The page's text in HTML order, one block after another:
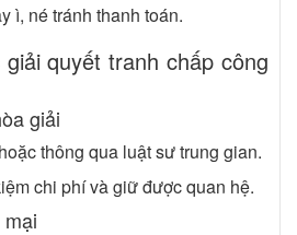
ì, né tránh thanh toán.
quyết tranh chấp công
giải
thông qua luật sư trung gian.
chi phí và giữ được quan hệ.